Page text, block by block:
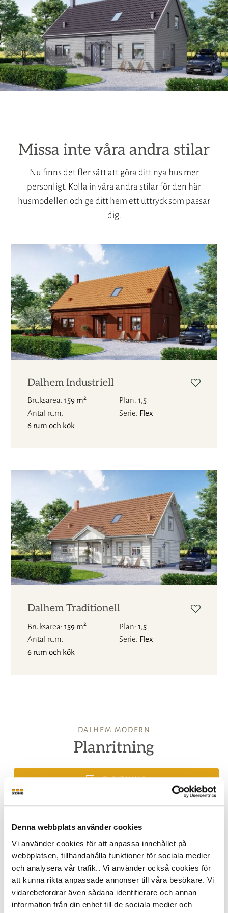
Denna webbplats använder cookies
Vi använder cookies för att anpassa innehållet på
webbplatsen, tillhandahålla funktioner för sociala medier
och analysera vår trafik.. Vi använder också cookies för
att kunna rikta anpassade annonser till våra besökare. Vi
vidarebefordrar även sådana identifierare och annan
information från din enhet till de sociala medier och
Missa inte våra andra stilar
Nu finns det fler sätt att göra ditt nya hus mer
personligt. Kolla in våra andra stilar för den här
husmodellen och ge ditt hem ett uttryck som passar
dig.
Dalhem Industriell
Bruksarea 159 m2 Plan 1,5
Antal rum
6 rum och kök
Serie Flex
Dalhem Traditionell
Bruksarea 159 m2 Plan 1,5
Antal rum
6 rum och kök
Serie Flex
DALHEM MODERN
Planritning
2D-RITNING
3D-RITNING